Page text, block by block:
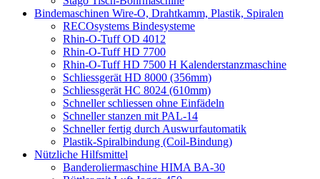
Bindemaschinen Wire-O, Drahtkamm, Plastik, Spiralen
RECOsystems Bindesysteme
Rhin-O-Tuff OD 4012
Rhin-O-Tuff HD 7700
Rhin-O-Tuff HD 7500 H Kalenderstanzmaschine
Schliessgerät HD 8000 (356mm)
Schliessgerät HC 8024 (610mm)
Schneller schliessen ohne Einfädeln
Schneller stanzen mit PAL-14
Schneller fertig durch Auswurfautomatik
Plastik-Spiralbindung (Coil-Bindung)
Nützliche Hilfsmittel
Banderoliermaschine HIMA BA-30